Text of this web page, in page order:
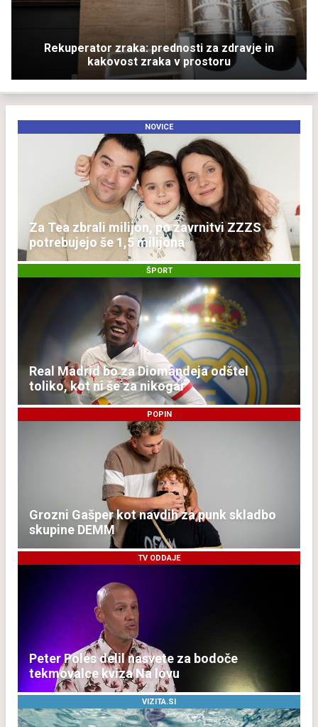
Rekuperator zraka: prednosti za zdravje in
kakovost zraka v prostoru
NOVICE
Za Tea zbrali milijon, po zavrnitvi ZZZS
potrebujejo še 1,5 milijona
ŠPORT
Real Madrid bo za Diomandeja odštel
toliko, kot ni še za nikogar
POPIN
Grozni Gašper kot navdih za punk skladbo
skupine DEMM
TV ODDAJE
Peter Poles delil nasvete za bodoče
tekmovalce kviza Na lovu
VIZITA.SI